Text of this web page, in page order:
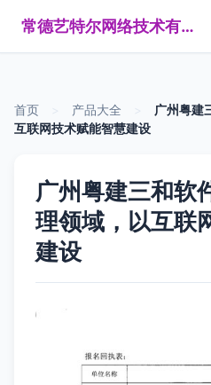
常德艺特尔网络技术有限公司
首页 产品大全
广州粤建
互联网技术赋能智慧建设
广州粤建三和软
理领域，以互联
建设